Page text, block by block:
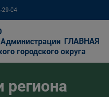
29-04
городского округа
ГЛАВНАЯ
региона